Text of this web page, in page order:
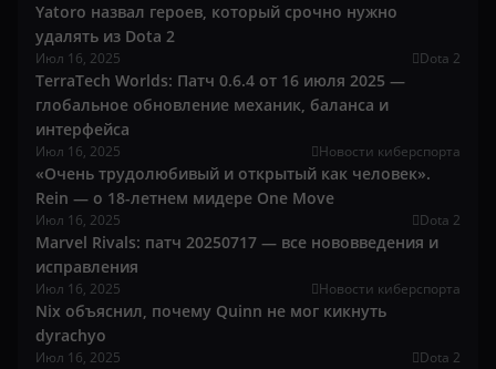
Yatoro назвал героев, который срочно нужно
удалять из Dota 2
Июл 16, 2025 Dota 2
TerraTech Worlds: Патч 0.6.4 от 16 июля 2025 —
глобальное обновление механик, баланса и
интерфейса
Июл 16, 2025 Новости киберспорта
«Очень трудолюбивый и открытый как человек».
Rein — о 18-летнем мидере One Move
Июл 16, 2025 Dota 2
Marvel Rivals: патч 20250717 — все нововведения и
исправления
Июл 16, 2025 Новости киберспорта
Nix объяснил, почему Quinn не мог кикнуть
dyrachyo
Июл 16, 2025 Dota 2